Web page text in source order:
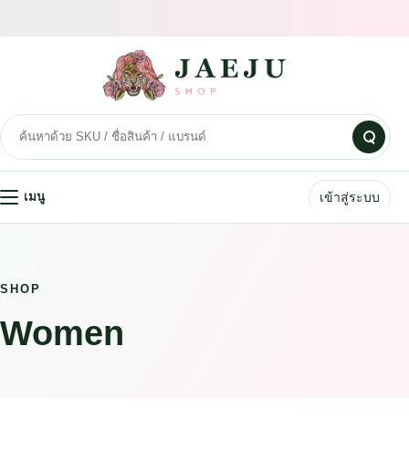
เมนู เข้าสู่ระบบ
SHOP
Women